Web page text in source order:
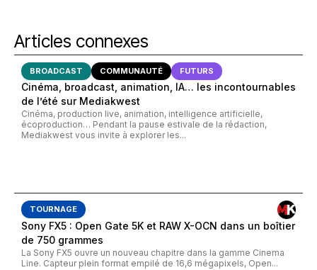
Articles connexes
BROADCAST COMMUNAUTÉ FUTURS
Cinéma, broadcast, animation, IA… les incontournables
de l’été sur Mediakwest
Cinéma, production live, animation, intelligence artificielle,
écoproduction… Pendant la pause estivale de la rédaction,
Mediakwest vous invite à explorer les...
TOURNAGE
Sony FX5 : Open Gate 5K et RAW X-OCN dans un boîtier
de 750 grammes
La Sony FX5 ouvre un nouveau chapitre dans la gamme Cinema
Line. Capteur plein format empilé de 16,6 mégapixels, Open...